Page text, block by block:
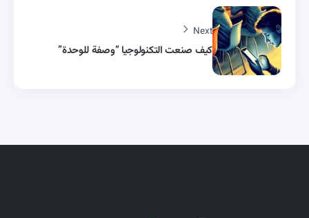
Next
كيف صنعت التكنولوجيا “وصفة للوحدة”